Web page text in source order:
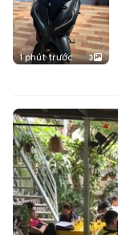
1 phút trước 3